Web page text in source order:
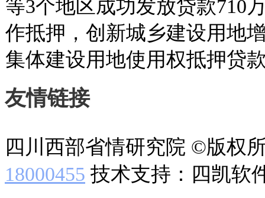
等3个地区成功发放贷款710
作抵押，创新城乡建设用地
集体建设用地使用权抵押贷
友情链接
四川西部省情研究院 ©版权
18000455 技术支持：四凯软